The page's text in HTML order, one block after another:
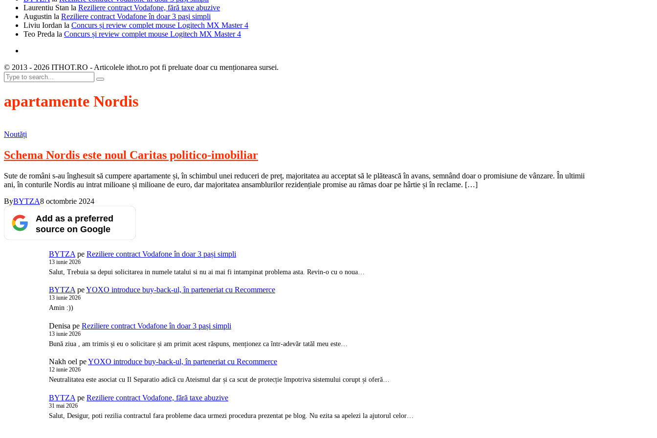
Laurentiu Stan la Reziliere contract Vodafone, fără taxe abuzive
Augustin la Reziliere contract Vodafone în doar 3 pași simpli
Liviu Iordan la Concurs și review complet mouse Logitech MX Master 4
Teo Preda la Concurs și review complet mouse Logitech MX Master 4
© 2013 - 2026 ITHOT.RO - Articolele ithot.ro pot fi preluate doar cu menționarea sursei.
apartamente Nordis
Noutăți
Schema Nordis este noul Caritas politico-imobiliar
Sute de români s-au înghesuit să cumpere apartamente și, în schimbul unei reduceri de preț, majoritatea au acceptat să le plătească în avans, semnând doar o promisiune de vânzare. În ultimii
ani, în conturile Nordis au intrat milioane și milioane de euro, dar majoritatea ansamblurilor rezidențiale promise au rămas doar pe hârtie și în reclame. […]
ByBYTZA8 octombrie 2024
Add as a preferred
source on Google
BYTZA pe Reziliere contract Vodafone în doar 3 pași simpli
13 iunie 2026
Salut, Trebuia sa depui solicitarea in numele tatalui si nu ai mai fi intampinat problema asta. Revin-o cu o noua…
BYTZA peYOXO introduce buy-back-ul, în parteneriat cu Recommerce
13 iunie 2026
Amin :))
Denisa pe Reziliere contract Vodafone în doar 3 pași simpli
13 iunie 2026
Bună ziua , am trimis și eu o solicitare și am primit acest răspuns, menționez ca într-adevăr tatăl meu este…
Nakh oel peYOXO introduce buy-back-ul, în parteneriat cu Recommerce
12 iunie 2026
Neutralitatea este asociat cu Il Separatio adică cu Ateismul dar și ca scut de protecție împotriva sistemului corupt și oferă…
BYTZA pe Reziliere contract Vodafone, fără taxe abuzive
31 mai 2026
Salut, Desigur, poti rezilia contractul fara probleme daca urmezi procedura prezentat pe blog. Nu ezita sa apelezi la ajutorul celor…